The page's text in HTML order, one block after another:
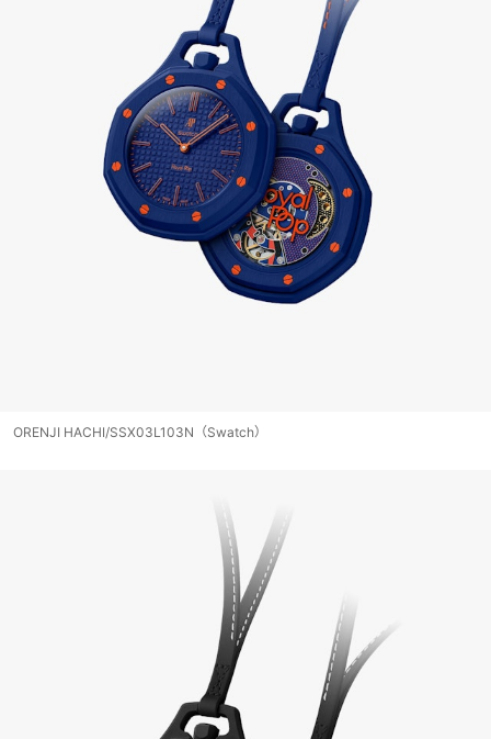
ORENJI HACHI/SSX03L103N（Swatch）